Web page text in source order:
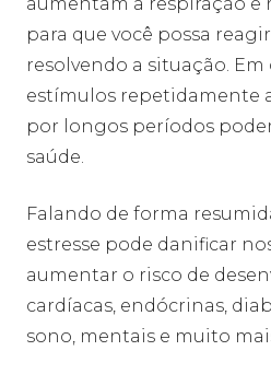
para que você possa
resolvendo a situação.
estímulos repetidamente
por longos períodos
saúde.
Falando de forma
estresse pode danificar
aumentar o risco de
cardíacas, endócrinas,
sono, mentais e muito